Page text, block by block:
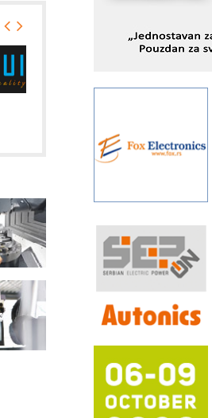
rešenjima
STAUFF –
povećavaju
sistema
YAMADA pumpe
pouzdanost u
Filtration Group
procesnim
RILINEX
FANUC: Najbolje
Efikasno
Automatizacija
(Shelf-Ready)
Potpuna
sistema
Trajna oznaka